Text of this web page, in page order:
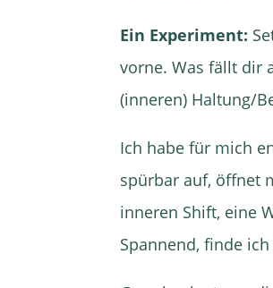
Ein Experiment:
vorne. Was fällt dir
(inneren) Haltung/
Ich habe für mich
spürbar auf, öffnet
inneren Shift, eine
Spannend, finde ich